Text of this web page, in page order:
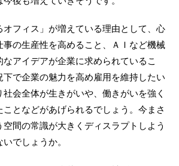
オフィス」が増えている理由として、心
事の生産性を高めること、ＡＩなど機械
アイデアが企業に求められているこ
下で企業の魅力を高め雇用を維持したい
会全体が生きがいや、働きがいを強く
となどがあげられるでしょう。今まさ
間の常識が大きくディスラプトしよう
でしょうか。